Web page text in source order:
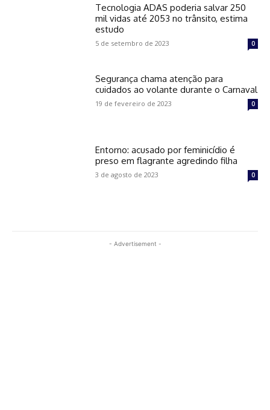
Tecnologia ADAS poderia salvar 250
mil vidas até 2053 no trânsito, estima
estudo
5 de setembro de 2023 0
Segurança chama atenção para
cuidados ao volante durante o Carnaval
19 de fevereiro de 2023 0
Entorno: acusado por feminicídio é
preso em flagrante agredindo filha
3 de agosto de 2023 0
- Advertisement -